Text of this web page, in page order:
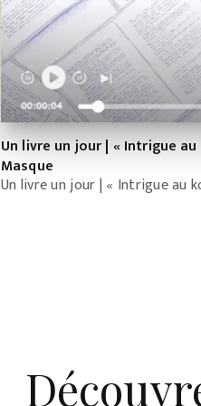
Un livre un jour | « Intrigue
Masque
Un livre un jour | « Intrigue au